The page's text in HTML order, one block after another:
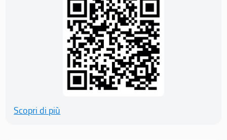
Scopri di più